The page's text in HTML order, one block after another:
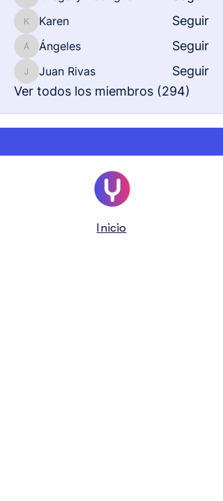
KarenKaren Seguir
Ángeles
Ángeles Seguir
Juan Rivas
Juan Rivas
Seguir
Ver todos los miembros (294)
Inicio